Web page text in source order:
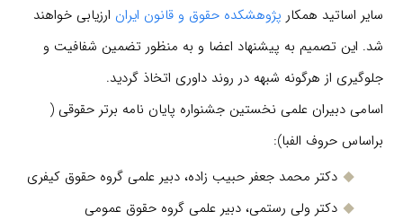
سایر اساتید همکار پژوهشکده حقوق و قانون ایران ارزیابی خواهند
شد. این تصمیم به پیشنهاد اعضا و به منظور تضمین شفافیت و
جلوگیری از هرگونه شبهه در روند داوری اتخاذ گردید.
اسامی دبیران علمی نخستین جشنواره پایان نامه برتر حقوقی (
براساس حروف الفبا):
دکتر محمد جعفر حبیب زاده، دبیر علمی گروه حقوق کیفری
دکتر ولی رستمی، دبیر علمی گروه حقوق عمومی